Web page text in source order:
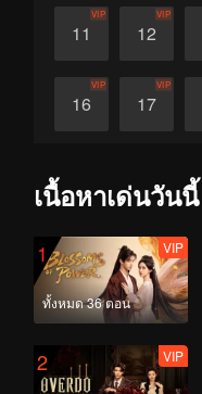
11
VIP
12
VIP
16
VIP
17
VIP
26 27
เนื้อหาเด่นวันนี้
1
ทั้งหมด 36 ตอน
VIP
2 VIP